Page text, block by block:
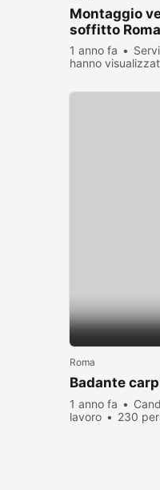
Montaggio
soffitto
1 anno fa
hanno
Roma
Badante
1 anno fa
lavoro
230